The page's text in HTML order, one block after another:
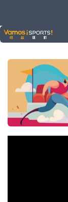
適應體育YES,IN